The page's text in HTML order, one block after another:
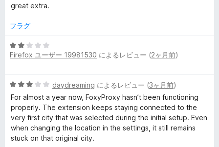
評
中
の
価
great extra.
フラグ
5
段
2
の
評
価
Firefox ユーザー 19981530 によるレビュー (2ヶ月前)
5
段
階
中
3
の
daydreaming によるレビュー (3ヶ月前)
For almost a year now, FoxyProxy hasn’t been functioning
properly. The extension keeps staying connected to the
very first city that was selected during the initial setup. Even
when changing the location in the settings, it still remains
stuck on that original city.